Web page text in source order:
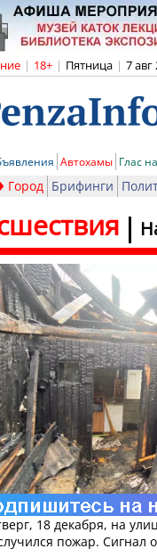
| 18+ | Пятница | 7 авг
Автохамы Глас
Город Брифинги
18 декабря, на
пожар. Сигнал